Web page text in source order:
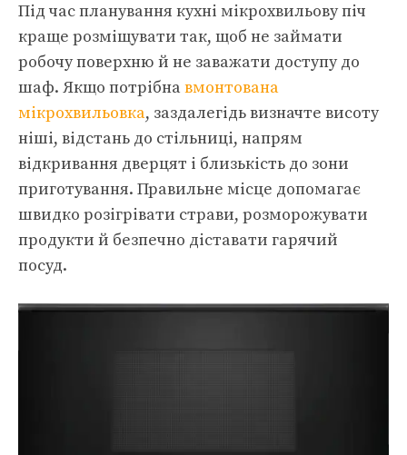
Під час планування кухні мікрохвильову піч
краще розміщувати так, щоб не займати
робочу поверхню й не заважати доступу до
шаф. Якщо потрібнавмонтована
мікрохвильовка, заздалегідь визначте висоту
ніші, відстань до стільниці, напрям
відкривання дверцят і близькість до зони
приготування. Правильне місце допомагає
швидко розігрівати страви, розморожувати
продукти й безпечно діставати гарячий
посуд.